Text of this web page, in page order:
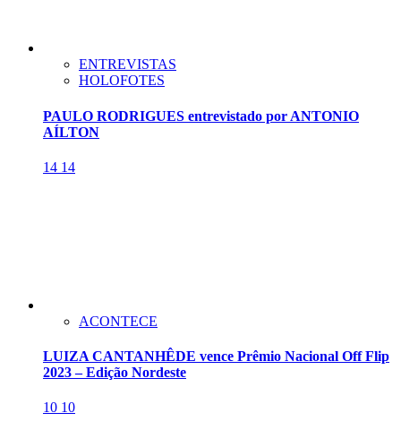
ENTREVISTAS
HOLOFOTES
PAULO RODRIGUES entrevistado por ANTONIO
AÍLTON
14 14
ACONTECE
LUIZA CANTANHÊDE vence Prêmio Nacional Off Flip
2023 – Edição Nordeste
10 10